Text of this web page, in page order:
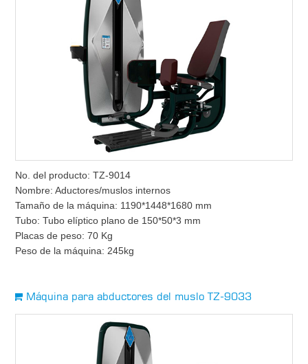
No. del producto: TZ-9014
Nombre: Aductores/muslos internos
Tamaño de la máquina: 1190*1448*1680 mm
Tubo: Tubo elíptico plano de 150*50*3 mm
Placas de peso: 70 Kg
Peso de la máquina: 245kg
Máquina para abductores del muslo TZ-9033